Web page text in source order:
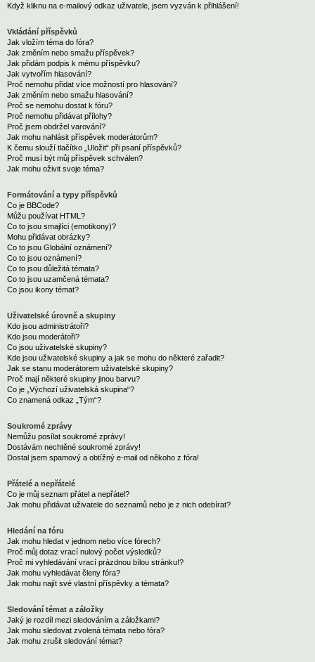
Když kliknu na e-mailový odkaz uživatele, jsem vyzván k přihlášení!
Vkládání příspěvků
Jak vložím téma do fóra?
Jak změním nebo smažu příspěvek?
Jak přidám podpis k mému příspěvku?
Jak vytvořím hlasování?
Proč nemohu přidat více možností pro hlasování?
Jak změním nebo smažu hlasování?
Proč se nemohu dostat k fóru?
Proč nemohu přidávat přílohy?
Proč jsem obdržel varování?
Jak mohu nahlásit příspěvek moderátorům?
K čemu slouží tlačítko „Uložit“ při psaní příspěvků?
Proč musí být můj příspěvek schválen?
Jak mohu oživit svoje téma?
Formátování a typy příspěvků
Co je BBCode?
Můžu používat HTML?
Co to jsou smajlíci (emotikony)?
Mohu přidávat obrázky?
Co to jsou Globální oznámení?
Co to jsou oznámení?
Co to jsou důležitá témata?
Co to jsou uzamčená témata?
Co jsou ikony témat?
Uživatelské úrovně a skupiny
Kdo jsou administrátoři?
Kdo jsou moderátoři?
Co jsou uživatelské skupiny?
Kde jsou uživatelské skupiny a jak se mohu do některé zařadit?
Jak se stanu moderátorem uživatelské skupiny?
Proč mají některé skupiny jinou barvu?
Co je „Výchozí uživatelská skupina“?
Co znamená odkaz „Tým“?
Soukromé zprávy
Nemůžu posílat soukromé zprávy!
Dostávám nechtěné soukromé zprávy!
Dostal jsem spamový a obtížný e-mail od někoho z fóra!
Přátelé a nepřátelé
Co je můj seznam přátel a nepřátel?
Jak mohu přidávat uživatele do seznamů nebo je z nich odebírat?
Hledání na fóru
Jak mohu hledat v jednom nebo více fórech?
Proč můj dotaz vrací nulový počet výsledků?
Proč mi vyhledávání vrací prázdnou bílou stránku!?
Jak mohu vyhledávat členy fóra?
Jak mohu najít své vlastní příspěvky a témata?
Sledování témat a záložky
Jaký je rozdíl mezi sledováním a záložkami?
Jak mohu sledovat zvolená témata nebo fóra?
Jak mohu zrušit sledování témat?